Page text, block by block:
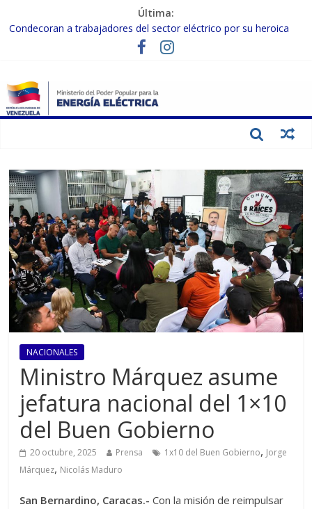
Última:
Condecoran a trabajadores del sector eléctrico por su heroica
labor tras el doble sismo del 24-J
Gobierno Nacional coordina acciones con el sector privado para
Inspeccionan trabajos de rehabilitación en instalaciones del SEN
en Carabobo
Gobierno Nacional activa plan preventivo para fortalecer el SEN
NACIONALES
Ministro Márquez asume
jefatura nacional del 1×10
del Buen Gobierno
20 octubre, 2025 Prensa 1x10 del Buen Gobierno, Jorge
Márquez, Nicolás Maduro
San Bernardino, Caracas.- Con la misión de reimpulsar